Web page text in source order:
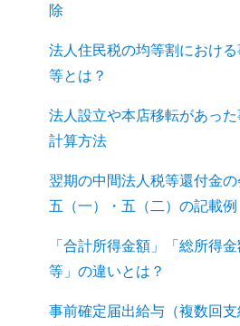
除
法人住民税の均等割におけ
等とは？
法人設立や本店移転があっ
計算方法
翌期の中間法人税等還付金
五（一）・五（二）の記載例
「合計所得金額」「総所得
等」の違いとは？
事前確定届出給与（複数回